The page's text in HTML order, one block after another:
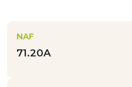
NAF
71.20A